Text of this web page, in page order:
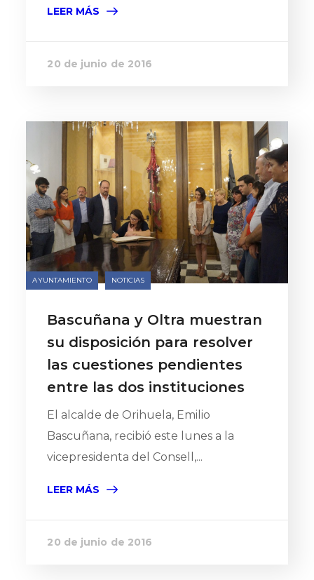
LEER MÁS
20 de junio de 2016
AYUNTAMIENTO NOTICIAS
Bascuñana y Oltra muestran
su disposición para resolver
las cuestiones pendientes
entre las dos instituciones
El alcalde de Orihuela, Emilio
Bascuñana, recibió este lunes a la
vicepresidenta del Consell,...
LEER MÁS
20 de junio de 2016